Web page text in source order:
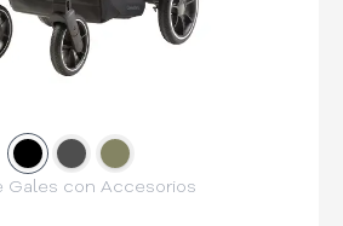
Slide 1
Slide 2
Slide
Gales con Accesorios